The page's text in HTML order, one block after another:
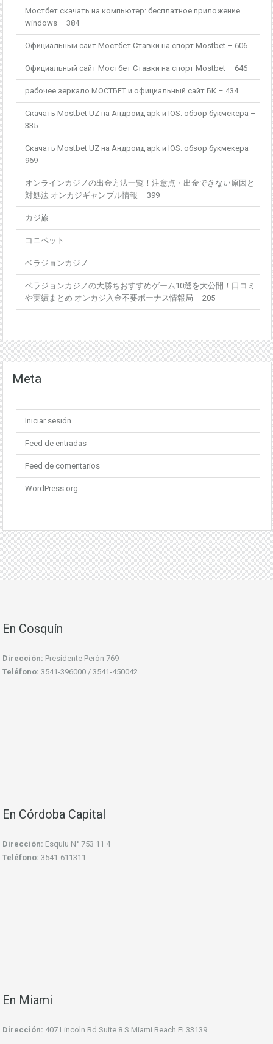
Мостбет скачать на компьютер: бесплатное приложение
windows – 384
Официальный сайт Мостбет Ставки на спорт Mostbet – 606
Официальный сайт Мостбет Ставки на спорт Mostbet – 646
рабочее зеркало МОСТБЕТ и официальный сайт БК – 434
Скачать Mostbet UZ на Андроид apk и IOS: обзор букмекера –
335
Скачать Mostbet UZ на Андроид apk и IOS: обзор букмекера –
969
オンラインカジノの出金方法一覧！注意点・出金できない原因と
対処法 オンカジギャンブル情報 – 399
カジ旅
コニベット
ベラジョンカジノ
ベラジョンカジノの大勝ちおすすめゲーム10選を大公開！口コミ
や実績まとめ オンカジ入金不要ボーナス情報局 – 205
Meta
Iniciar sesión
Feed de entradas
Feed de comentarios
WordPress.org
En Cosquín
Dirección: Presidente Perón 769
Teléfono: 3541-396000 / 3541-450042
En Córdoba Capital
Dirección: Esquiu N° 753 11 4
Teléfono: 3541-611311
En Miami
Dirección: 407 Lincoln Rd Suite 8 S Miami Beach FI 33139